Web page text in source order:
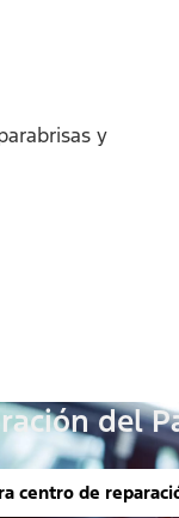
y
del
centro de